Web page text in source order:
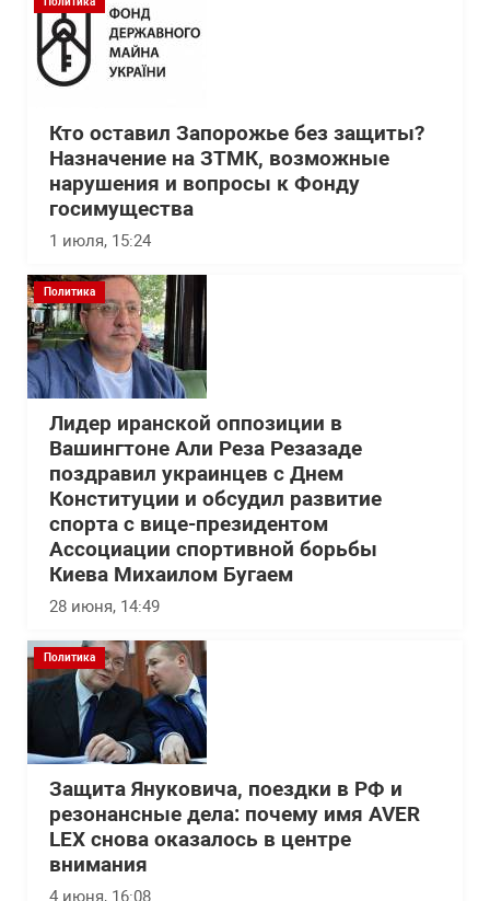
Кто оставил Запорожье без защиты?
Назначение на ЗТМК, возможные
нарушения и вопросы к Фонду
госимущества
1 июля, 15:24
Политика
Лидер иранской оппозиции в
Вашингтоне Али Реза Резазаде
поздравил украинцев с Днем
Конституции и обсудил развитие
спорта с вице-президентом
Ассоциации спортивной борьбы
Киева Михаилом Бугаем
28 июня, 14:49
Политика
Защита Януковича, поездки в РФ и
резонансные дела: почему имя AVER
LEX снова оказалось в центре
внимания
4 июня, 16:08